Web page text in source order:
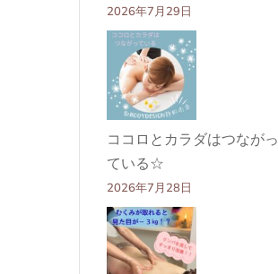
2026年7月29日
ココロとカラダはつながっ
ている☆
2026年7月28日